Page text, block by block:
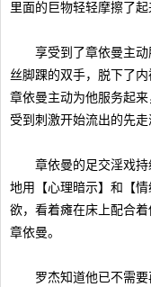
里面的巨物轻轻摩擦了起
享受到了章依曼主动
丝脚踝的双手，脱下了
章依曼主动为他服务起
受到刺激开始流出的先
章依曼的足交淫戏持
地用【心理暗示】和【
欲，看着瘫在床上配合
章依曼。
罗杰知道他已不需要